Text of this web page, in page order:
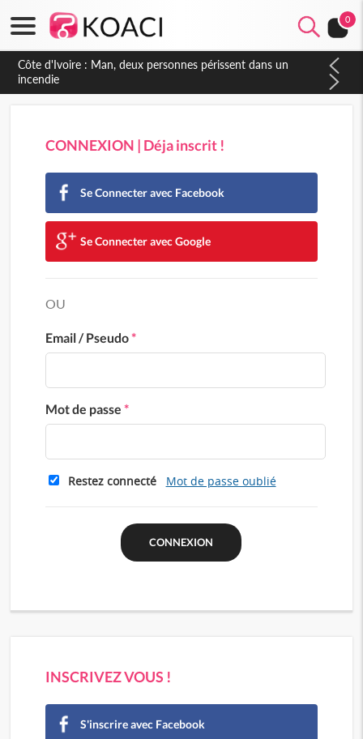
0
Côte d'Ivoire : Man, deux personnes périssent dans un
incendie
Zimbabwe
Algérie
Maroc
Tunisie
Libye
Afrique
Cedeao
Monde
CONNEXION | Déja inscrit !
Se Connecter avec Facebook
Se Connecter avec Google
OU
Email / Pseudo*
Mot de passe *
Restez connecté Mot de passe oublié
INSCRIVEZ VOUS !
S'inscrire avec Facebook